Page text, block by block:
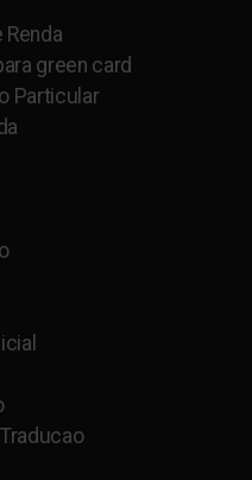
Renda
green card
Particular